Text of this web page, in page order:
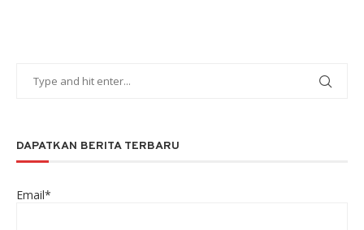
DAPATKAN BERITA TERBARU
Email*